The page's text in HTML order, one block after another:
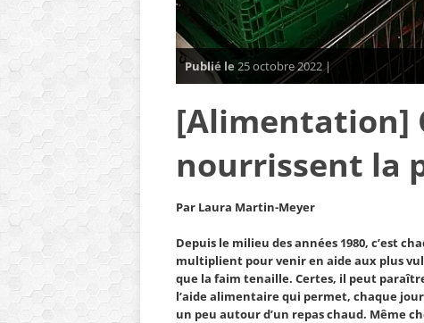
Publié le 25 octobre 2022 |
[Alimentation]
nourrissent la
Par Laura Martin-Meyer
Depuis le milieu des années 1980, c’est
multiplient pour venir en aide aux plus
que la faim tenaille. Certes, il peut
l’aide alimentaire qui permet, chaque
un peu autour d’un repas chaud. Même